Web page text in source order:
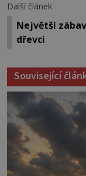
Další článek
Největší
dřevci
Související